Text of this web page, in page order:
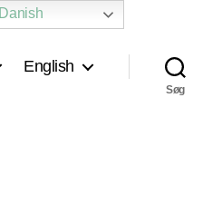
English
Søg
Danish